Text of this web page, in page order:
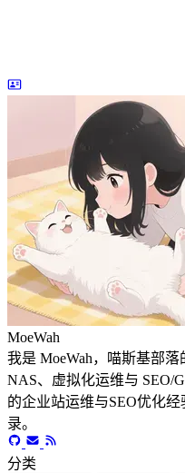
MoeWah
我是 MoeWah，喵斯基部
NAS、虚拟化运维与 SEO/
的企业站运维与SEO优化
录。
分类